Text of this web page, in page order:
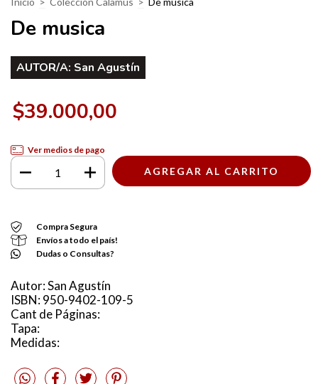
De musica
AUTOR/A: San Agustín
$39.000,00
Ver medios de pago
Compra Segura
Envíos a todo el país!
Dudas o Consultas?
Autor: San Agustín
ISBN: 950-9402-109-5
Cant de Páginas:
Tapa:
Medidas: